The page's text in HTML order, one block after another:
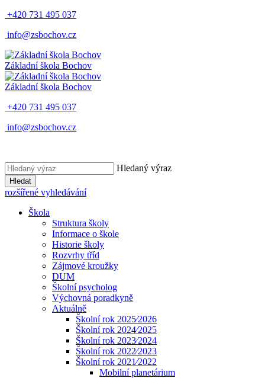
+420 731 495 037
info@zsbochov.cz
Základní škola Bochov
Základní škola Bochov
+420 731 495 037
info@zsbochov.cz
Hledaný výraz
Hledat
rozšířené vyhledávání
Škola
Struktura školy
Informace o škole
Historie školy
Rozvrhy tříd
Zájmové kroužky
DUM
Školní psycholog
Výchovná poradkyně
Aktuálně
Školní rok 2025⁄2026
Školní rok 2024⁄2025
Školní rok 2023⁄2024
Školní rok 2022⁄2023
Školní rok 2021⁄2022
Mobilní planetárium